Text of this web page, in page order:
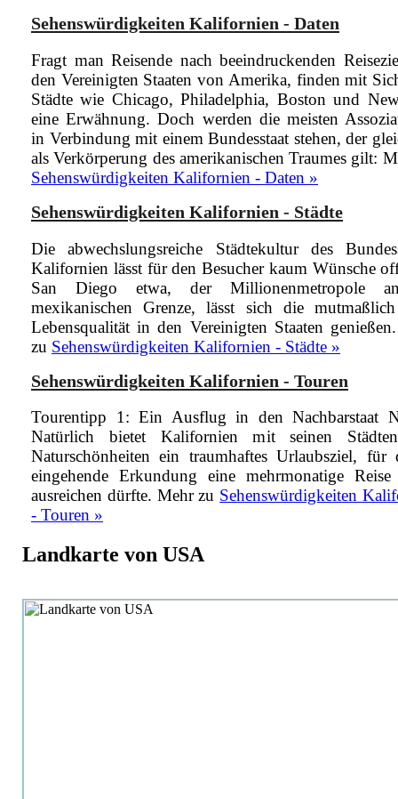
Sehenswürdigkeiten Kalifornien - Daten
Fragt man Reisende nach beeindruckenden
den Vereinigten Staaten von Amerika, finden mit
Städte wie Chicago, Philadelphia, Boston und
eine Erwähnung. Doch werden die meisten
in Verbindung mit einem Bundesstaat stehen, der
als Verkörperung des amerikanischen Traumes gilt:
Sehenswürdigkeiten Kalifornien - Daten »
Sehenswürdigkeiten Kalifornien - Städte
Die abwechslungsreiche Städtekultur des
Kalifornien lässt für den Besucher kaum Wünsche
San Diego etwa, der Millionenmetropole
mexikanischen Grenze, lässt sich die
Lebensqualität in den Vereinigten Staaten
zu Sehenswürdigkeiten Kalifornien - Städte »
Sehenswürdigkeiten Kalifornien - Touren
Tourentipp 1: Ein Ausflug in den Nachbarstaat
Natürlich bietet Kalifornien mit seinen
Naturschönheiten ein traumhaftes Urlaubsziel, für
eingehende Erkundung eine mehrmonatige
ausreichen dürfte. Mehr zu Sehenswürdigkeiten
- Touren »
Landkarte von USA